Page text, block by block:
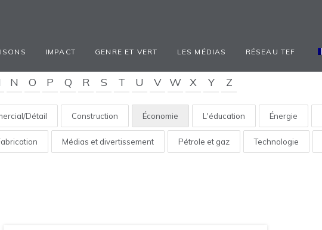
IMPACT GENRE ET VERT LES MÉDIAS RÉSEAU TEF
N O P Q R S T U V W X Y Z
Détail Construction Économie L'éducation Énergie
Médias et divertissement Pétrole et gaz Technologie